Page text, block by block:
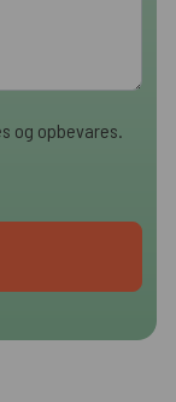
og opbevares.